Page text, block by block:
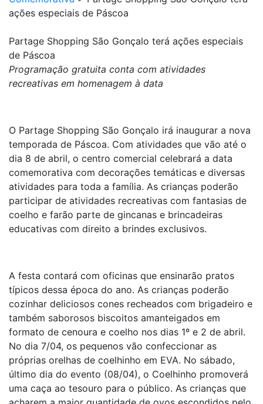
ações especiais de Páscoa
Partage Shopping São Gonçalo terá ações especiais
de Páscoa
Programação gratuita conta com atividades
recreativas em homenagem à data
O Partage Shopping São Gonçalo irá inaugurar a nova
temporada de Páscoa. Com atividades que vão até o
dia 8 de abril, o centro comercial celebrará a data
comemorativa com decorações temáticas e diversas
atividades para toda a família. As crianças poderão
participar de atividades recreativas com fantasias de
coelho e farão parte de gincanas e brincadeiras
educativas com direito a brindes exclusivos.
A festa contará com oficinas que ensinarão pratos
típicos dessa época do ano. As crianças poderão
cozinhar deliciosos cones recheados com brigadeiro e
também saborosos biscoitos amanteigados em
formato de cenoura e coelho nos dias 1º e 2 de abril.
No dia 7/04, os pequenos vão confeccionar as
próprias orelhas de coelhinho em EVA. No sábado,
último dia do evento (08/04), o Coelhinho promoverá
uma caça ao tesouro para o público. As crianças que